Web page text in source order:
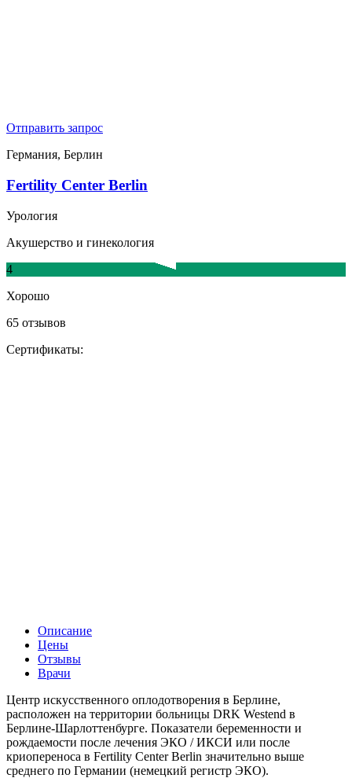
Отправить запрос
Германия, Берлин
Fertility Center Berlin
Урология
Акушерство и гинекология
4
Хорошо
65 отзывов
Сертификаты:
Описание
Цены
Отзывы
Врачи
Центр искусственного оплодотворения в Берлине,
расположен на территории больницы DRK Westend в
Берлине-Шарлоттенбурге. Показатели беременности и
рождаемости после лечения ЭКО / ИКСИ или после
криопереноса в Fertility Center Berlin значительно выше
среднего по Германии (немецкий регистр ЭКО).